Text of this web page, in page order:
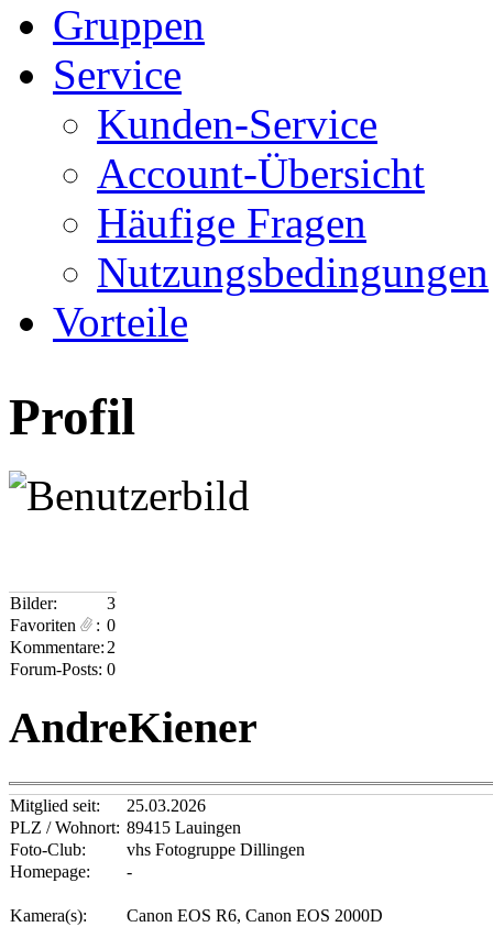
Gruppen
Service
Kunden-Service
Account-Übersicht
Häufige Fragen
Nutzungsbedingungen
Vorteile
Profil
Bilder:
3
Favoriten
: 0
Kommentare: 2
Forum-Posts: 0
AndreKiener
Mitglied seit:
25.03.2026
PLZ / Wohnort: 89415 Lauingen
Foto-Club:
vhs Fotogruppe Dillingen
Homepage:
-
Kamera(s):
Canon EOS R6, Canon EOS 2000D